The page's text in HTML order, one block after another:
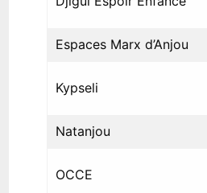
Espaces Marx d’Anjou
Kypseli
Natanjou
OCCE